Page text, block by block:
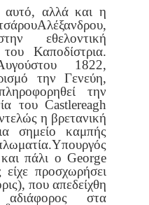
αλλά και η
Αλέξανδρου,
εθελοντική
του Καποδίστρια.
1822,
την Γενεύη,
την
του Castlereagh
η βρετανική
σημείο καμπής
Υπουργός
πάλι ο George
είχε προσχωρήσει
που απεδείχθη
στα